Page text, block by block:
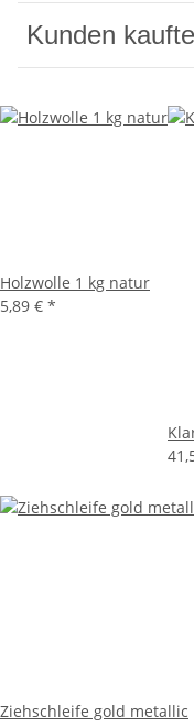
Kunden
Holzwolle 1 kg natur
5,89 € *
Ziehschleife gold metallic